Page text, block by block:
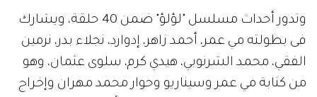
وتدور أحداث مسلسل "لؤلؤ" ضمن 40 حلقة، ويشارك
فى بطولته مي عمر، أحمد زاهر، إدوارد، نجلاء بدر، نرمين
الفقي، محمد الشرنوبي، هيدي كرم، سلوى عثمان، وهو
من كتابة مي عمر وسيناريو وحوار محمد مهران وإخراج